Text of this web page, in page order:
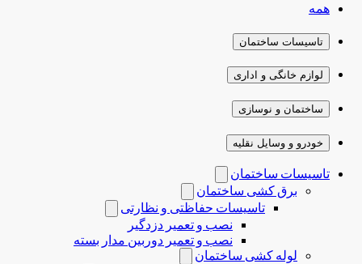
همه
تاسیسات ساختمان
لوازم خانگی و اداری
ساختمان و نوسازی
خودرو و وسایل نقلیه
تاسیسات ساختمان
برق کشی ساختمان
تاسیسات حفاظتی و نظارتی
نصب و تعمیر دزدگیر
نصب و تعمیر دوربین مدار بسته
لوله کشی ساختمان